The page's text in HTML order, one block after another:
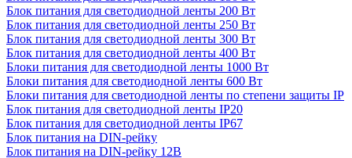
Блок питания для светодиодной ленты 200 Вт
Блок питания для светодиодной ленты 250 Вт
Блок питания для светодиодной ленты 300 Вт
Блок питания для светодиодной ленты 400 Вт
Блоки питания для светодиодной ленты 1000 Вт
Блоки питания для светодиодной ленты 600 Вт
Блоки питания для светодиодной ленты по степени защиты IP
Блок питания для светодиодной ленты IP20
Блок питания для светодиодной ленты IP67
Блок питания на DIN-рейку
Блок питания на DIN-рейку 12В